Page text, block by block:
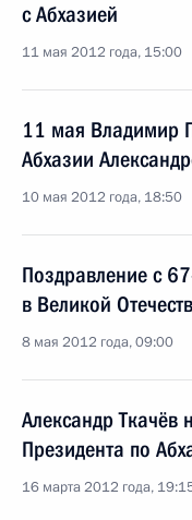
с Абхазией
11 мая 2012 года, 15:00
11 мая Владимир
Абхазии
10 мая 2012 года, 18:50
Поздравление с
в Великой
8 мая 2012 года, 09:00
Александр Ткачёв
Президента по
16 марта 2012 года,